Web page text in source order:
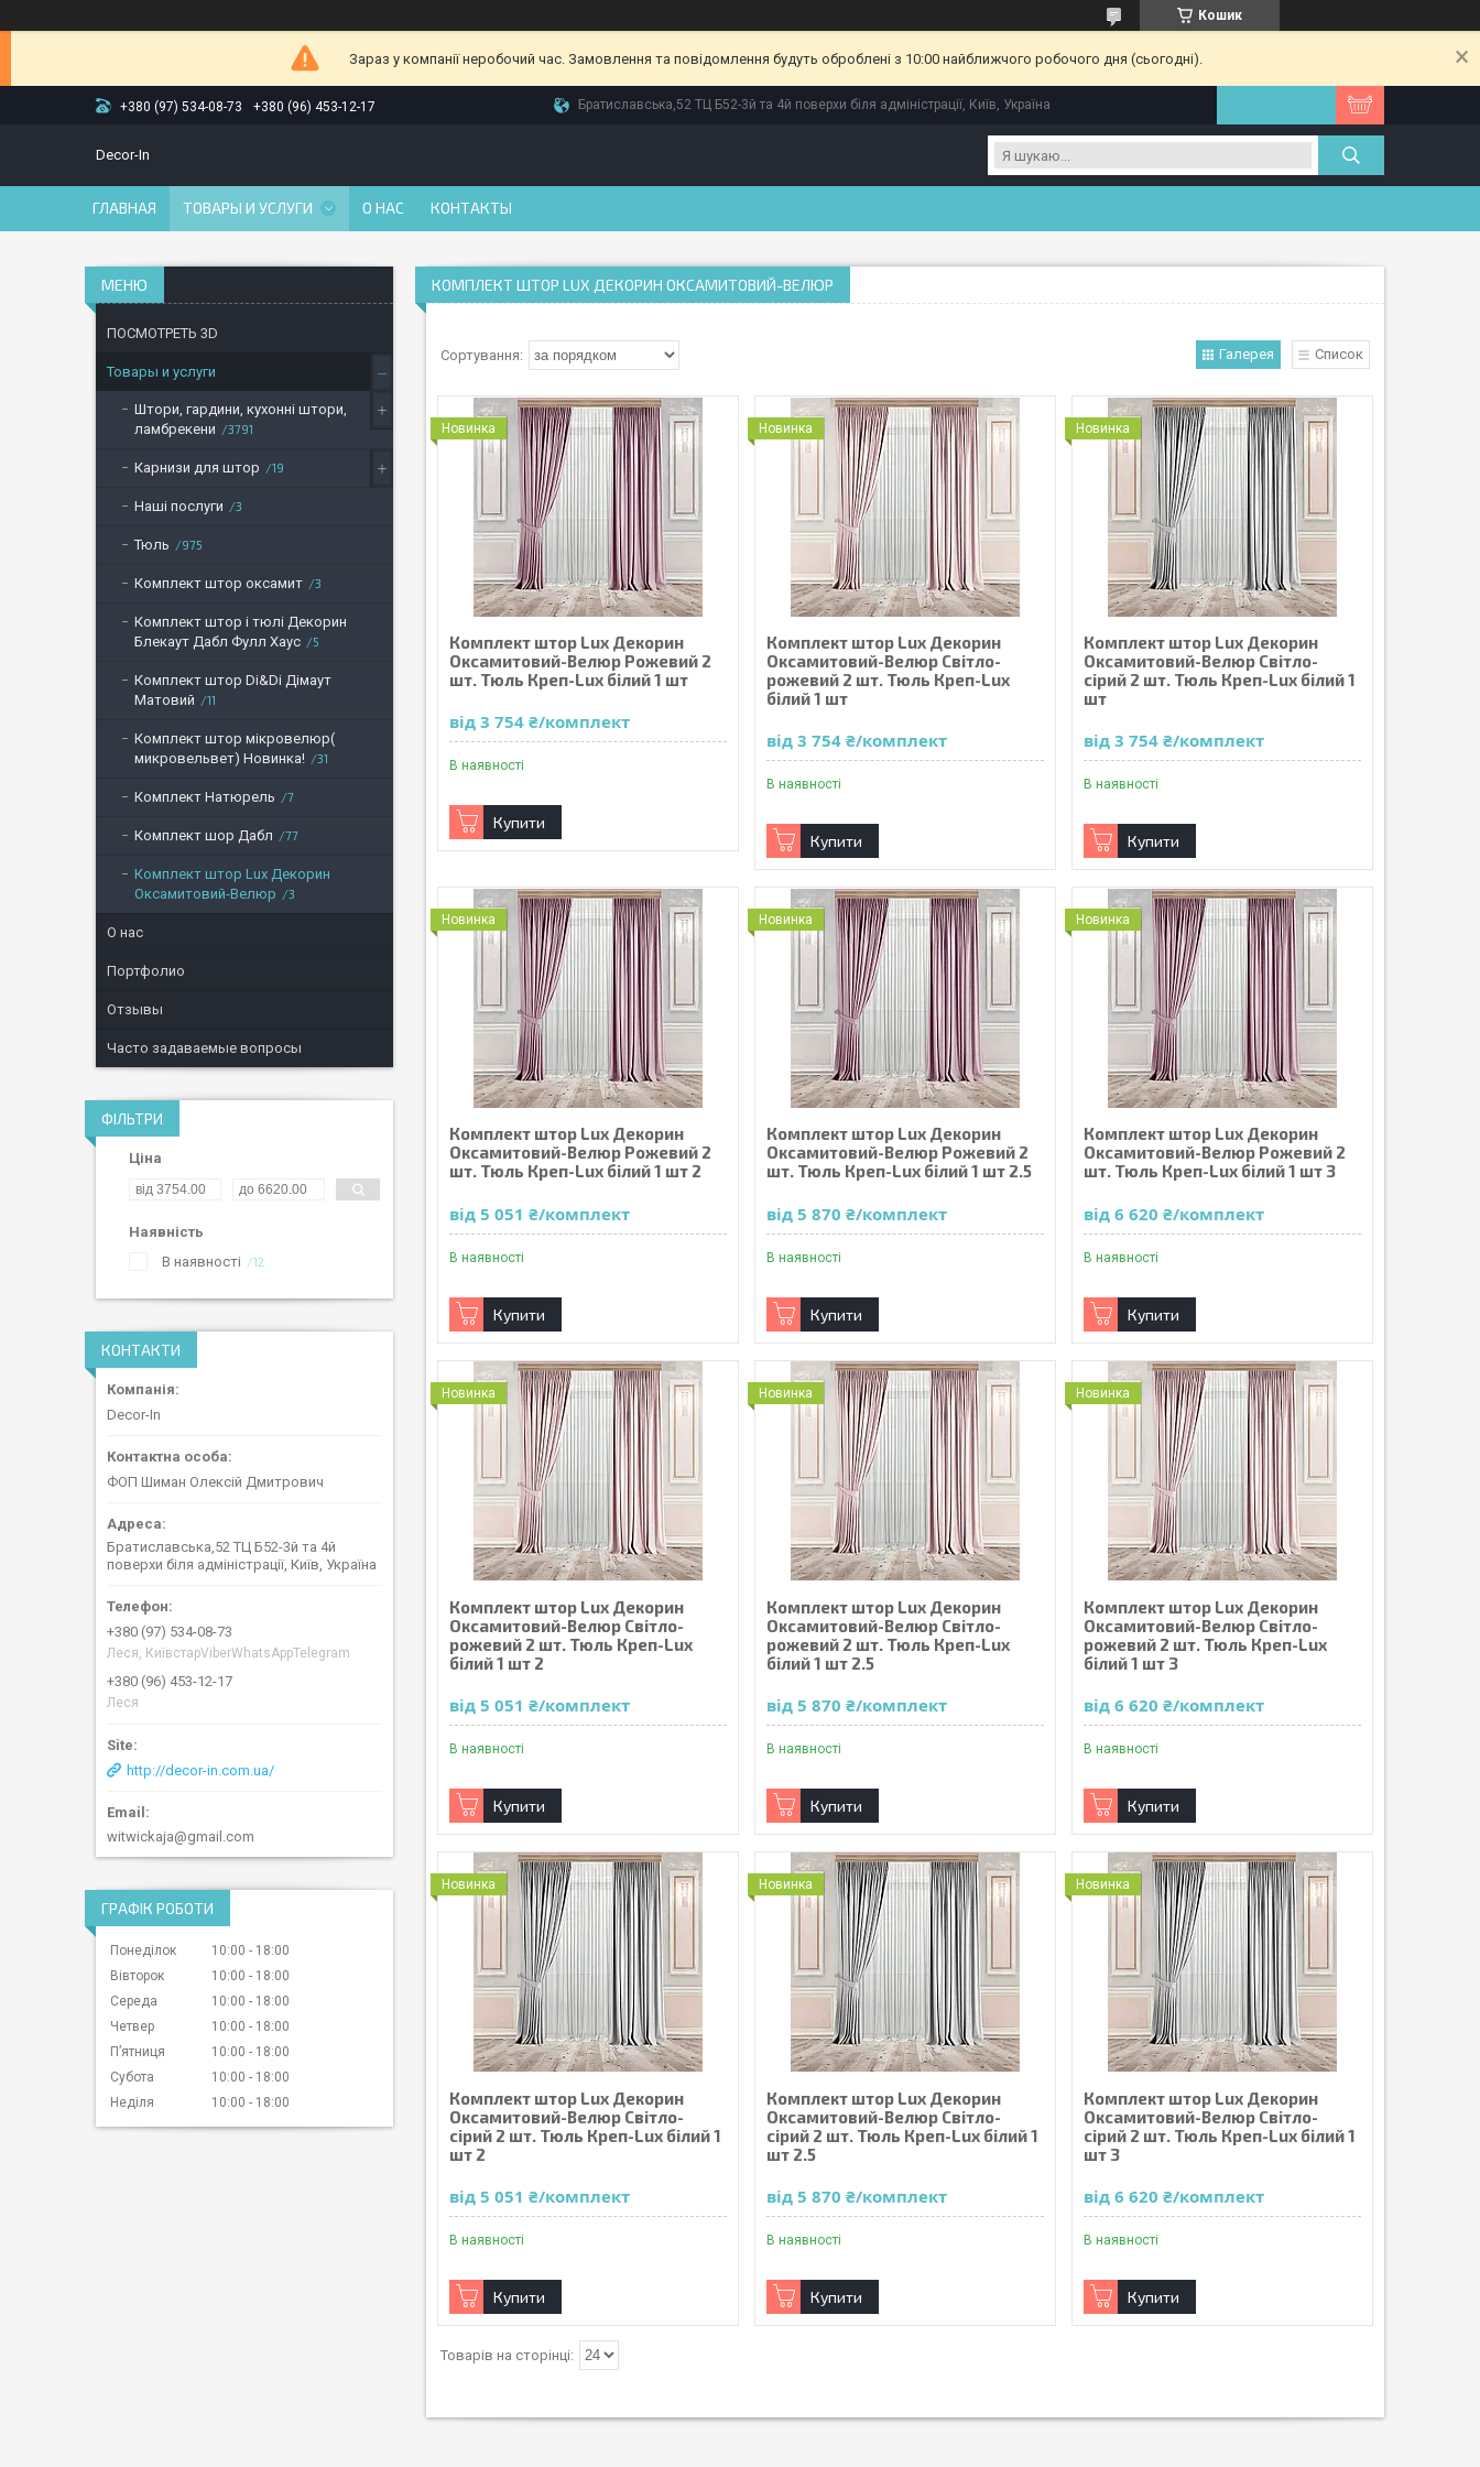
Кошик
Зараз у компанії неробочий час. Замовлення та повідомлення будуть оброблені з 10:00 найближчого робочого дня (сьогодні).
+380 (97) 534-08-73 +380 (96) 453-12-17 Братиславська,52 ТЦ Б52-3й та 4й поверхи біля адміністрації, Київ, Україна
Decor-In
ГЛАВНАЯ ТОВАРЫ И УСЛУГИ О НАС КОНТАКТЫ
КОМПЛЕКТ ШТОР LUX ДЕКОРИН ОКСАМИТОВИЙ-ВЕЛЮР
Галерея Список
Новинка
Комплект штор Lux Декорин
Оксамитовий-Велюр Рожевий 2
шт. Тюль Креп-Lux білий 1 шт
від 3 754 ₴/комплект
В наявності
Купити
Новинка
Комплект штор Lux Декорин
Оксамитовий-Велюр Світло-
рожевий 2 шт. Тюль Креп-Lux
білий 1 шт
від 3 754 ₴/комплект
В наявності
Купити
Новинка
Комплект штор Lux Декорин
Оксамитовий-Велюр Світло-
сірий 2 шт. Тюль Креп-Lux білий 1
шт
від 3 754 ₴/комплект
В наявності
Купити
Новинка
Комплект штор Lux Декорин
Оксамитовий-Велюр Рожевий 2
шт. Тюль Креп-Lux білий 1 шт 2
від 5 051 ₴/комплект
В наявності
Купити
Новинка
Комплект штор Lux Декорин
Оксамитовий-Велюр Рожевий 2
шт. Тюль Креп-Lux білий 1 шт 2.5
від 5 870 ₴/комплект
В наявності
Купити
Новинка
Комплект штор Lux Декорин
Оксамитовий-Велюр Рожевий 2
шт. Тюль Креп-Lux білий 1 шт 3
від 6 620 ₴/комплект
В наявності
Купити
Новинка
Комплект штор Lux Декорин
Оксамитовий-Велюр Світло-
рожевий 2 шт. Тюль Креп-Lux
білий 1 шт 2
від 5 051 ₴/комплект
В наявності
Купити
Новинка
Комплект штор Lux Декорин
Оксамитовий-Велюр Світло-
рожевий 2 шт. Тюль Креп-Lux
білий 1 шт 2.5
від 5 870 ₴/комплект
В наявності
Купити
Новинка
Комплект штор Lux Декорин
Оксамитовий-Велюр Світло-
рожевий 2 шт. Тюль Креп-Lux
білий 1 шт 3
від 6 620 ₴/комплект
В наявності
Купити
Новинка
Комплект штор Lux Декорин
Оксамитовий-Велюр Світло-
сірий 2 шт. Тюль Креп-Lux білий 1
шт 2
від 5 051 ₴/комплект
В наявності
Купити
Новинка
Комплект штор Lux Декорин
Оксамитовий-Велюр Світло-
сірий 2 шт. Тюль Креп-Lux білий 1
шт 2.5
від 5 870 ₴/комплект
В наявності
Купити
Новинка
Комплект штор Lux Декорин
Оксамитовий-Велюр Світло-
сірий 2 шт. Тюль Креп-Lux білий 1
шт 3
від 6 620 ₴/комплект
В наявності
Купити
ПОСМОТРЕТЬ 3D
Товары и услуги
Штори, гардини, кухонні штори,
ламбрекени
3791
Карнизи для штор 19
Наші послуги 3
Тюль 975
Комплект штор оксамит 3
Комплект штор і тюлі Декорин
Блекаут Дабл Фулл Хаус
5
Комплект штор Di&Di Дімаут
Матовий
11
Комплект штор мікровелюр(
микровельвет) Новинка!
31
Комплект Натюрель 7
Комплект шор Дабл 77
Комплект штор Lux Декорин
Оксамитовий-Велюр
3
О нас
Портфолио
Отзывы
Часто задаваемые вопросы
ФІЛЬТРИ
Ціна
Наявність
В наявності
12
КОНТАКТИ
Decor-In
ФОП Шиман Олексій Дмитрович
Братиславська,52 ТЦ Б52-3й та 4й
поверхи біля адміністрації, Київ, Україна
+380 (97) 534-08-73
Леся, КиївстарViberWhatsAppTelegram
+380 (96) 453-12-17
Леся
http://decor-in.com.ua/
witwickaja@gmail.com
ГРАФІК РОБОТИ
Понеділок 10:00
18:00
Вівторок
10:00
18:00
Середа
10:00
18:00
Четвер
10:00
18:00
Пʼятниця
10:00
18:00
Субота
10:00
18:00
Неділя
10:00 18:00